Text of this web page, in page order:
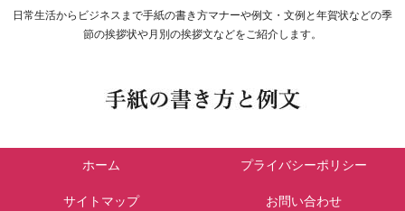
日常生活からビジネスまで手紙の書き方マナーや例文・文例と年賀状などの季
節の挨拶状や月別の挨拶文などをご紹介します。
ホーム プライバシーポリシー
サイトマップ お問い合わせ